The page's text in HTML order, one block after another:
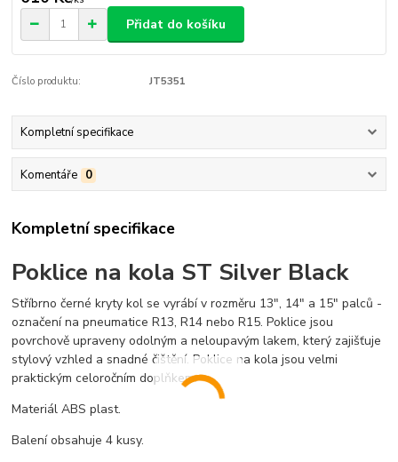
Přidat do košíku
Číslo produktu: JT5351
Kompletní specifikace
Komentáře 0
Kompletní specifikace
Poklice na kola ST Silver Black
Stříbrno černé kryty kol se vyrábí v rozměru 13", 14" a 15" palců -
označení na pneumatice R13, R14 nebo R15. Poklice jsou
povrchově upraveny odolným a neloupavým lakem, který zajišťuje
stylový vzhled a snadné čištění. Poklice na kola jsou velmi
praktickým celoročním doplňkem.
Materiál ABS plast.
Balení obsahuje 4 kusy.